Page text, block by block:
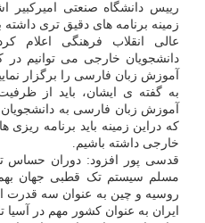
رییس دانشگاه صنعتی امیرکبیر
زمینه برنامه های دقیق تری
عالی انقلاب فرهنگی اعلام
دانشجویان خارجی می توانیم
آموزش زبان فارسی را برگزار
به گفته ی ایشان، باید از
آموزش زبان فارسی به
که دراین زمینه باید برنامه
خارجی داشته باشیم.
قدسی پور افزود: دوران حساس
مسلم سیستم تک قطبی جهان
روسیه و چین به عنوان سه